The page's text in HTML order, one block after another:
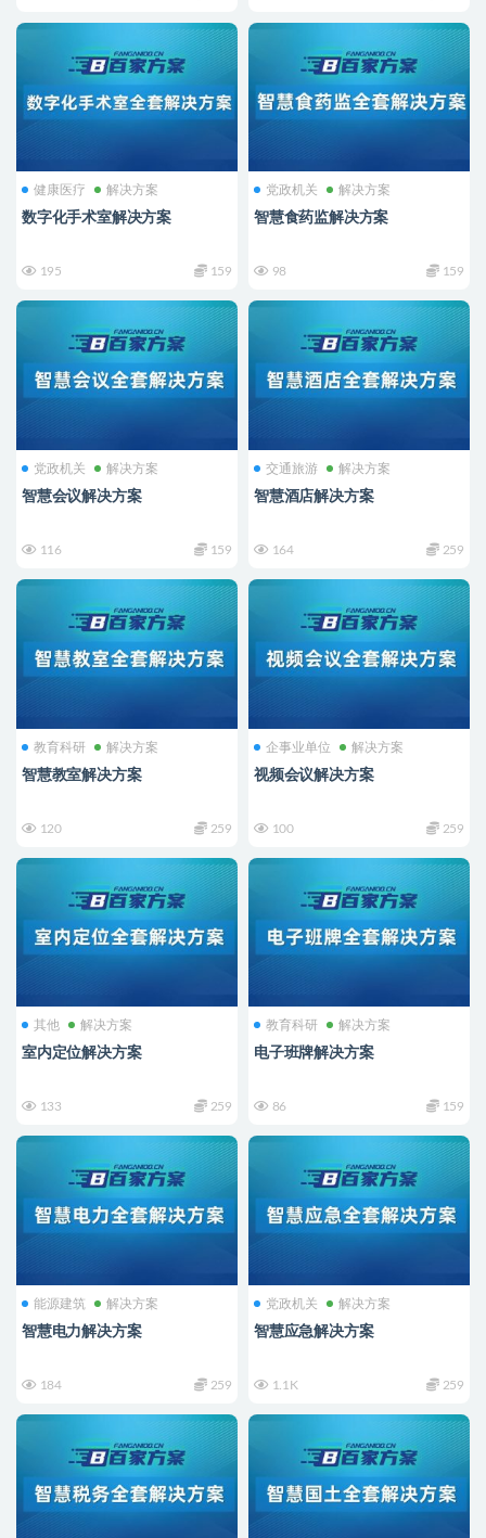
健康医疗 解决方案
数字化手术室解决方案
195 159
党政机关 解决方案
智慧食药监解决方案
98 159
党政机关 解决方案
智慧会议解决方案
116 159
交通旅游 解决方案
智慧酒店解决方案
164 259
教育科研 解决方案
智慧教室解决方案
120 259
企事业单位 解决方案
视频会议解决方案
100 259
其他 解决方案
室内定位解决方案
133 259
教育科研 解决方案
电子班牌解决方案
86 159
能源建筑 解决方案
智慧电力解决方案
184 259
党政机关 解决方案
智慧应急解决方案
1.1K 259